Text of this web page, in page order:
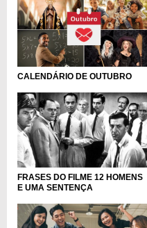
CALENDÁRIO DE OUTUBRO
FRASES DO FILME 12 HOMENS
E UMA SENTENÇA